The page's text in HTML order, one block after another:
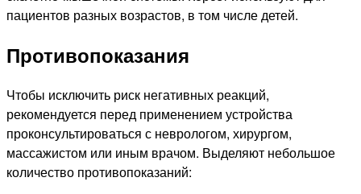
пациентов разных возрастов, в том числе детей.
Противопоказания
Чтобы исключить риск негативных реакций,
рекомендуется перед применением устройства
проконсультироваться с неврологом, хирургом,
массажистом или иным врачом. Выделяют небольшое
количество противопоказаний: